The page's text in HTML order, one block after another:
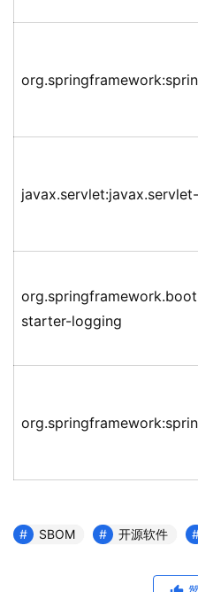
starter-logging
SBOM 开源软件